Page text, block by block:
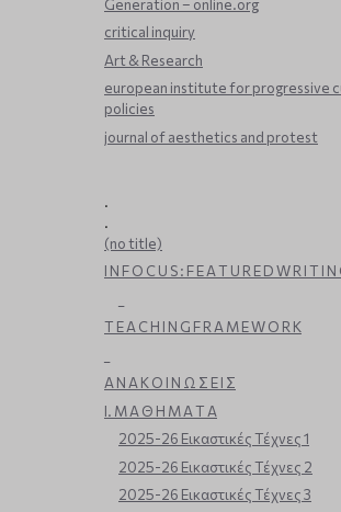
Generation – online.org
critical inquiry
Art & Research
european institute for progressive
policies
journal of aesthetics and protest
.
.
(no title)
I N F O C U S : F E A T U R E D W R I T I N
T E A C H I N G F R A M E W O R K
Α Ν Α Κ Ο Ι Ν Ω Σ Ε Ι Σ
Ι. Μ Α Θ Η Μ Α Τ Α
2025-26 Εικαστικές Τέχνες 1
2025-26 Εικαστικές Τέχνες 2
2025-26 Εικαστικές Τέχνες 3